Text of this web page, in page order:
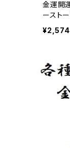
金運開運天然石
ースト
¥2,574